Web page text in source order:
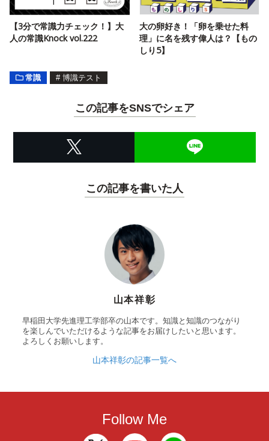
【3分で常識力チェック！】大
人の常識Knock vol.222
大の卵好き！「卵を乗せた料
理」に名を残す偉人は？【もの
しり5】
常識 # 博識テスト
この記事をSNSでシェア
この記事を書いた人
山本祥彰
早稲田大学先進理工学部卒の山本です。知識と知識のつながり
を楽しんでいただけるような記事をお届けしたいと思います。
よろしくお願いします。
山本祥彰の記事一覧へ
Follow Me